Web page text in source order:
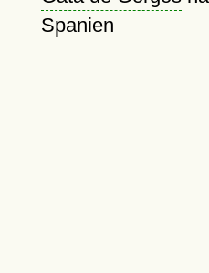
Spanien